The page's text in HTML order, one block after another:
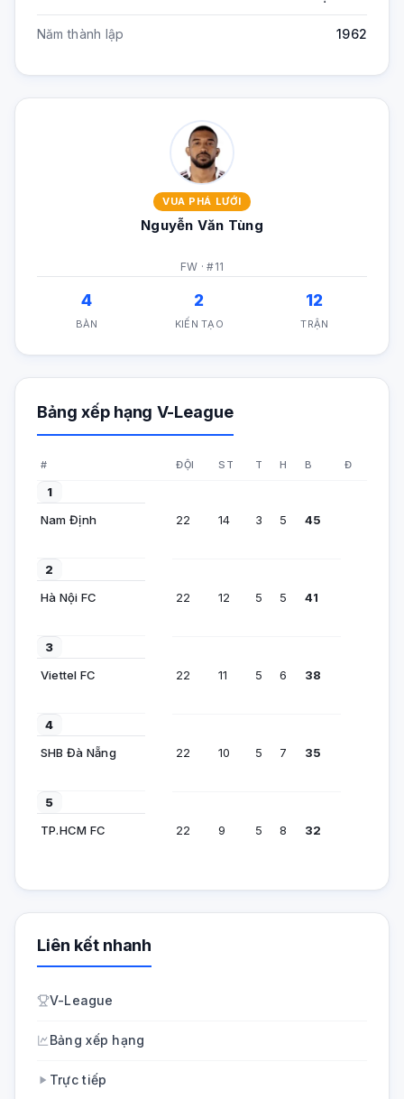
Năm thành lập 1962
VUA PHÁ LƯỚI
Nguyễn Văn Tùng
FW · #11
4
BÀN
2
KIẾN TẠO
12
TRẬN
Bảng xếp hạng V-League
# ĐỘI ST T H B Đ
1
Nam Định
22 14 3 5 45
2
Hà Nội FC
22 12 5 5 41
3
Viettel FC
22 11 5 6 38
4
SHB Đà Nẵng
22 10 5 7 35
5
TP.HCM FC
22 9 5 8 32
Liên kết nhanh
V-League
Bảng xếp hạng
Trực tiếp